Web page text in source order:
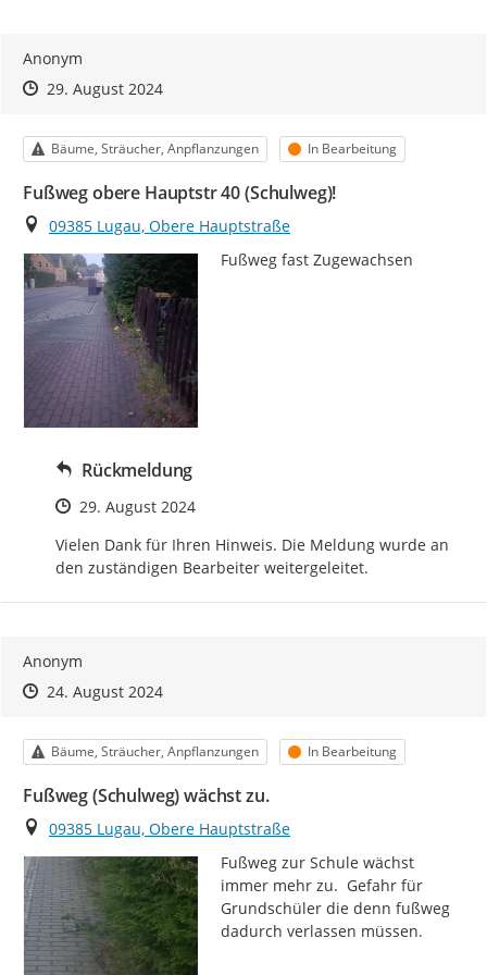
Anonym
Zeitpunkt des Erstellens
Zeitpunkt des Erstellens
29. August 2024Zur Äußerung
Kategorie
Bäume, Sträucher, Anpflanzungen Status
In Bearbeitung
Fußweg obere Hauptstr 40 (Schulweg)!
Ort
09385 Lugau, Obere Hauptstraße
Fußweg fast Zugewachsen
Rückmeldung
Zeitpunkt des Erstellens
29. August 2024
Vielen Dank für Ihren Hinweis. Die Meldung wurde an
den zuständigen Bearbeiter weitergeleitet.
Anonym
Zeitpunkt des Erstellens
Zeitpunkt des Erstellens
24. August 2024Zur Äußerung
Kategorie
Bäume, Sträucher, Anpflanzungen Status
In Bearbeitung
Fußweg (Schulweg) wächst zu.
Ort
09385 Lugau, Obere Hauptstraße
Fußweg zur Schule wächst
immer mehr zu.  Gefahr für
Grundschüler die denn fußweg
dadurch verlassen müssen.